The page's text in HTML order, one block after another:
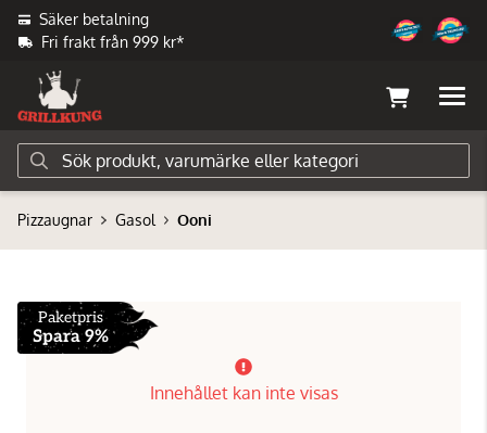
Säker betalning
Fri frakt från 999 kr*
Pizzaugnar Gasol Ooni
Paketpris
Spara 9%
Innehållet kan inte visas